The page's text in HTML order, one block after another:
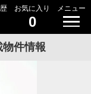
お気に入り
0
メニュー
件情報